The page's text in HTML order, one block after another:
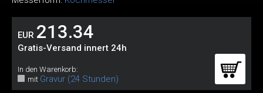
EUR 213.34
Gratis-Versand innert 24h
In den Warenkorb:
mit Gravur (24 Stunden)